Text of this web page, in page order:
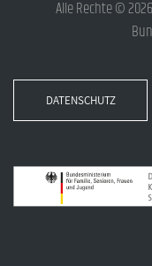
Alle Rechte ©
DATENSCHUTZ